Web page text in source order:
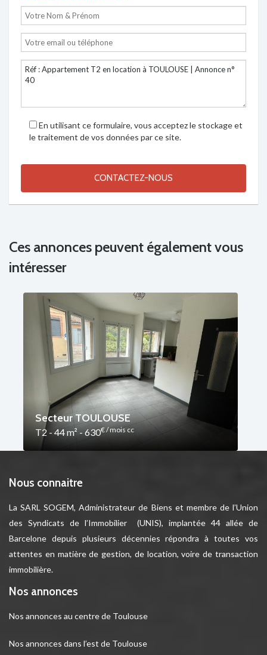
En utilisant ce formulaire, vous acceptez le stockage et
le traitement de vos données par ce site.
Ces annonces peuvent également vous
intéresser
Secteur TOULOUSE
T2 - 44 m² - 630€ / mois cc
Nous connaitre
La SARL SOGEM, Administrateur de Biens et membre de l’Union
des Syndicats de l’Immobilier (UNIS), implantée 44 allée de
Barcelone depuis plusieurs décennies répondra à toutes vos
attentes en matière de gestion, de location, voire de transaction
immobilière.
Nos annonces
Nos annonces au centre de Toulouse
Nos annonces dans l’est de Toulouse